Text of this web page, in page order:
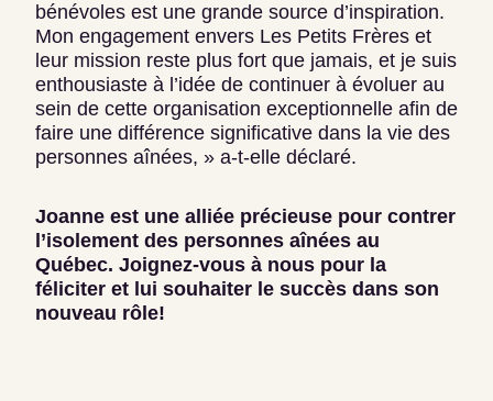
bénévoles est une grande source d’inspiration.
Mon engagement envers Les Petits Frères et
leur mission reste plus fort que jamais, et je suis
enthousiaste à l’idée de continuer à évoluer au
sein de cette organisation exceptionnelle afin de
faire une différence significative dans la vie des
personnes aînées, » a-t-elle déclaré.
Joanne est une alliée précieuse pour contrer
l’isolement des personnes aînées au
Québec. Joignez-vous à nous pour la
féliciter et lui souhaiter le succès dans son
nouveau rôle!